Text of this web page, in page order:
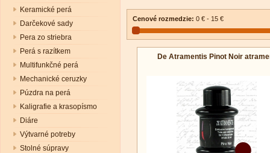
Keramické perá
Darčekové sady
Pera zo striebra
Perá s razítkem
Multifunkčné perá
Mechanické ceruzky
Púzdra na perá
Kaligrafie a krasopísmo
Diáre
Výtvarné potreby
Stolné súpravy
Cenové rozmedzie: 0 € - 15 €
De Atramentis Pinot Noir